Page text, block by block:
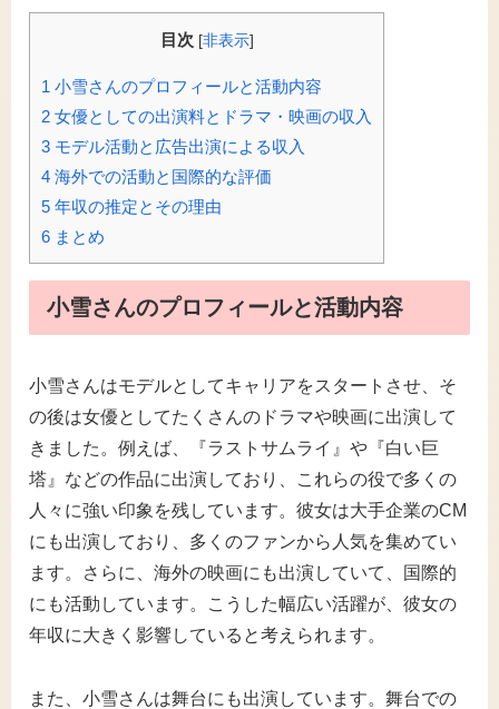
目次 [非表示]
1 小雪さんのプロフィールと活動内容
2 女優としての出演料とドラマ・映画の収入
3 モデル活動と広告出演による収入
4 海外での活動と国際的な評価
5 年収の推定とその理由
6 まとめ
小雪さんのプロフィールと活動内容
小雪さんはモデルとしてキャリアをスタートさせ、そ
の後は女優としてたくさんのドラマや映画に出演して
きました。例えば、『ラストサムライ』や『白い巨
塔』などの作品に出演しており、これらの役で多くの
人々に強い印象を残しています。彼女は大手企業のCM
にも出演しており、多くのファンから人気を集めてい
ます。さらに、海外の映画にも出演していて、国際的
にも活動しています。こうした幅広い活躍が、彼女の
年収に大きく影響していると考えられます。
また、小雪さんは舞台にも出演しています。舞台での